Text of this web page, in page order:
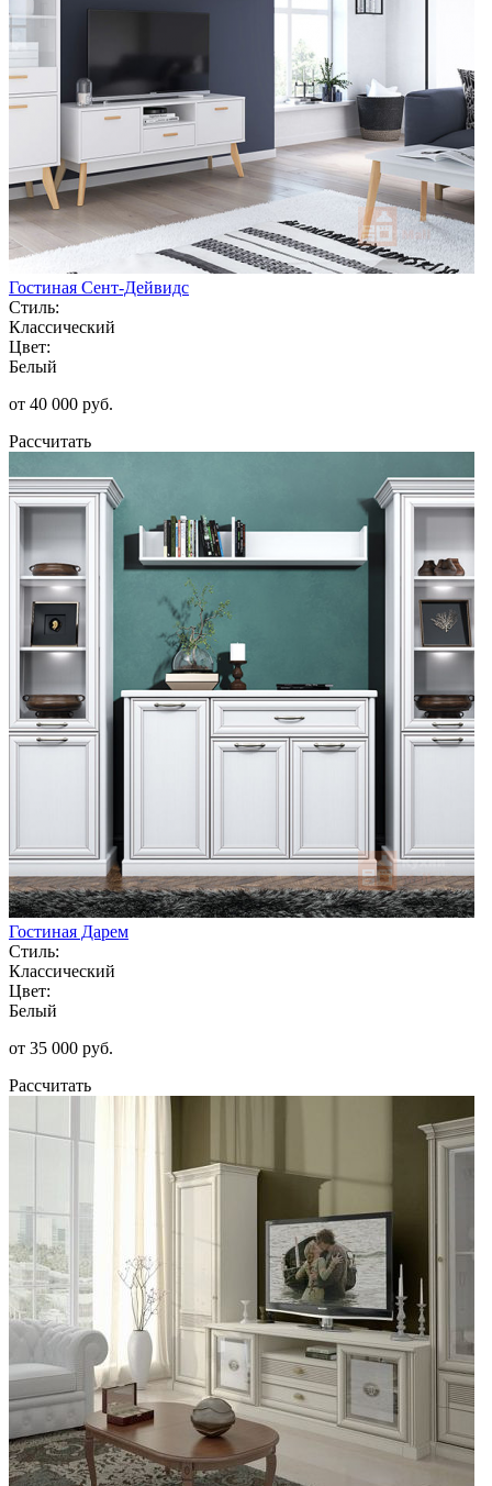
Гостиная Сент-Дейвидс
Стиль:
Классический
Цвет:
Белый
от 40 000 руб.
Рассчитать
Гостиная Дарем
Стиль:
Классический
Цвет:
Белый
от 35 000 руб.
Рассчитать